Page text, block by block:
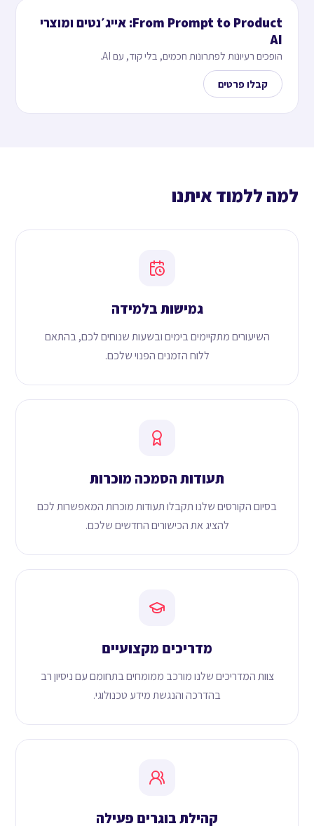
From Prompt to Product: אייג׳נטים ומוצרי
AI
הופכים רעיונות לפתרונות חכמים, בלי קוד, עם AI.
קבלו פרטים
למה ללמוד איתנו
גמישות בלמידה
השיעורים מתקיימים בימים ובשעות שנוחים לכם, בהתאם
ללוח הזמנים הפנוי שלכם.
תעודות הסמכה מוכרות
בסיום הקורסים שלנו תקבלו תעודות מוכרות המאפשרות לכם
להציג את הכישורים החדשים שלכם.
מדריכים מקצועיים
צוות המדריכים שלנו מורכב ממומחים בתחומם עם ניסיון רב
בהדרכה והנגשת מידע טכנולוגי.
קהילת בוגרים פעילה